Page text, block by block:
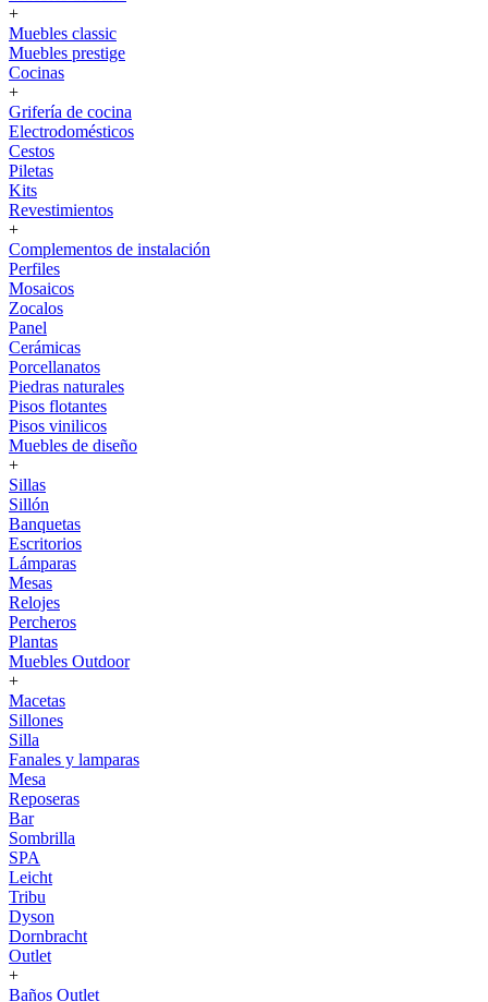
+
Muebles classic
Muebles prestige
Cocinas
+
Grifería de cocina
Electrodomésticos
Cestos
Piletas
Kits
Revestimientos
+
Complementos de instalación
Perfiles
Mosaicos
Zocalos
Panel
Cerámicas
Porcellanatos
Piedras naturales
Pisos flotantes
Pisos vinilicos
Muebles de diseño
+
Sillas
Sillón
Banquetas
Escritorios
Lámparas
Mesas
Relojes
Percheros
Plantas
Muebles Outdoor
+
Macetas
Sillones
Silla
Fanales y lamparas
Mesa
Reposeras
Bar
Sombrilla
SPA
Leicht
Tribu
Dyson
Dornbracht
Outlet
+
Baños Outlet